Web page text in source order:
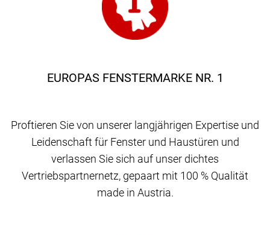
EUROPAS FENSTERMARKE NR. 1
Proftieren Sie von unserer langjährigen Expertise und
Leidenschaft für Fenster und Haustüren und
verlassen Sie sich auf unser dichtes
Vertriebspartnernetz, gepaart mit 100 % Qualität
made in Austria.